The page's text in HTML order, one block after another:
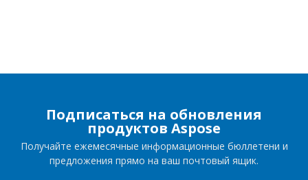
Подписаться на обновления
продуктов Aspose
Получайте ежемесячные информационные бюллетени и
предложения прямо на ваш почтовый ящик.